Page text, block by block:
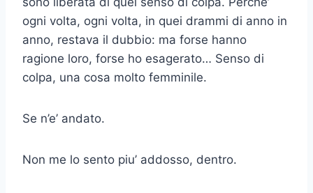
ogni volta, ogni volta, in quei drammi di anno in
anno, restava il dubbio: ma forse hanno
ragione loro, forse ho esagerato… Senso di
colpa, una cosa molto femminile.
Se n’e’ andato.
Non me lo sento piu’ addosso, dentro.